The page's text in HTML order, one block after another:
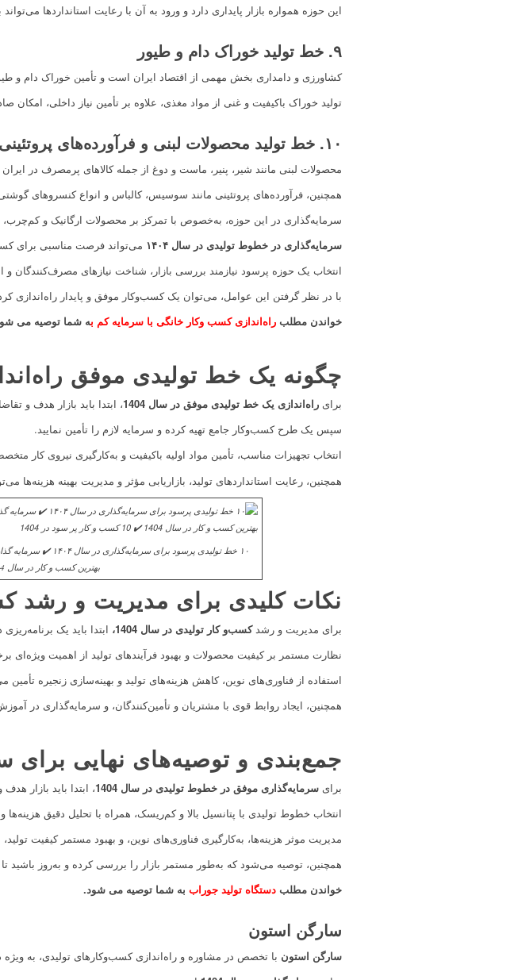
این حوزه همواره بازار پایداری دارد و ورود به آن با رعایت استانداردها
۹. خط تولید خوراک دام و طیور
کشاورزی و دامداری بخش مهمی از اقتصاد ایران است و تأمین خوراک دام
تولید خوراک باکیفیت و غنی از مواد مغذی، علاوه بر تأمین نیاز داخلی، امکان
۱۰. خط تولید محصولات لبنی و فرآورده‌های پروتئینی
محصولات لبنی مانند شیر، پنیر، ماست و دوغ از جمله کالاهای پرمصرف در
همچنین، فرآورده‌های پروتئینی مانند سوسیس، کالباس و انواع کنسروهای گوشتی
سرمایه‌گذاری در این حوزه، به‌خصوص با تمرکز بر محصولات ارگانیک و
سرمایه‌گذاری در خطوط تولیدی در سال ۱۴۰۴
می‌تواند فرصت مناسبی برای
انتخاب یک حوزه پرسود نیازمند بررسی بازار، شناخت نیازهای مصرف‌کنندگان
با در نظر گرفتن این عوامل، می‌توان یک کسب‌وکار موفق و پایدار راه‌اندازی
خواندن مطلب راه‌اندازی کسب‌ وکار خانگی با سرمایه کم به شما توصیه می
چگونه یک خط تولیدی موفق
برای راه‌اندازی یک خط تولیدی موفق در سال 1404
، ابتدا باید بازار هدف و
سپس یک طرح کسب‌وکار جامع تهیه کرده و سرمایه لازم را تأمین نمایید.
انتخاب تجهیزات مناسب، تأمین مواد اولیه باکیفیت و به‌کارگیری نیروی کار
همچنین، رعایت استانداردهای تولید، بازاریابی مؤثر و مدیریت بهینه هزینه‌ها
بهترین کسب و کار در سال 1404 ✔️ 10 کسب و کار پر سود در 1404
نکات کلیدی برای مدیریت و رشد
برای مدیریت و رشد کسب‌و کار تولیدی در سال 1404،
ابتدا باید یک
نظارت مستمر بر کیفیت محصولات و بهبود فرآیندهای تولید از اهمیت ویژه‌ای
استفاده از فناوری‌های نوین، کاهش هزینه‌های تولید و بهینه‌سازی زنجیره تأمین
همچنین، ایجاد روابط قوی با مشتریان و تأمین‌کنندگان، و سرمایه‌گذاری در
جمع‌بندی و توصیه‌های نهایی
برای سرمایه‌گذاری موفق در خطوط تولیدی در سال 1404
، ابتدا باید بازار
انتخاب خطوط تولیدی با پتانسیل بالا و کم‌ریسک، همراه با تحلیل دقیق
مدیریت موثر هزینه‌ها، به‌کارگیری فناوری‌های نوین، و بهبود مستمر کیفیت
همچنین، توصیه می‌شود که به‌طور مستمر بازار را بررسی کرده و به‌روز باشید
خواندن مطلب دستگاه تولید جوراب به شما توصیه می شود.
سارگن استون
سارگن استون با تخصص در مشاوره و راه‌اندازی کسب‌وکارهای تولیدی، به